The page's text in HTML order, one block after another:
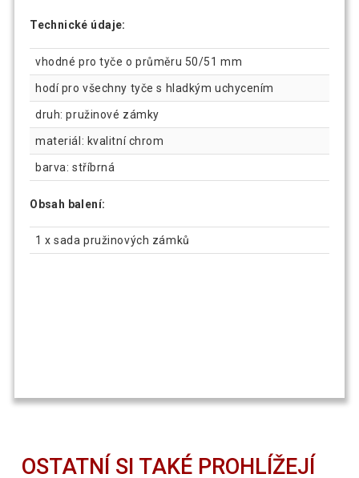
Technické údaje:
vhodné pro tyče o průměru 50/51 mm
hodí pro všechny tyče s hladkým uchycením
druh: pružinové zámky
materiál: kvalitní chrom
barva: stříbrná
Obsah balení:
1 x sada pružinových zámků
OSTATNÍ SI TAKÉ PROHLÍŽEJÍ